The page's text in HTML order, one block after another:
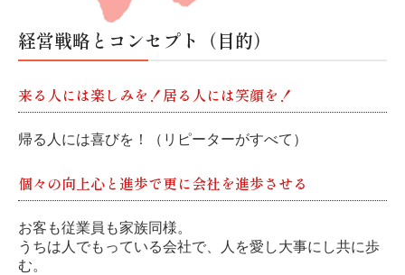
経営戦略とコンセプト（目的）
来る人には楽しみを！居る人には笑顔を！
帰る人には喜びを！（リピーターがすべて）
個々の向上心と進歩で更に会社を進歩させる
お客も従業員も家族同様。
うちは人でもっている会社で、人を愛し大事にし共に歩
む。